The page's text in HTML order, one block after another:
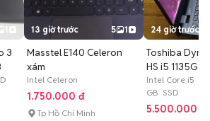
1
3
13 giờ trước 5 1
Masstel E140 Celeron
xám
Intel Celeron
1.750.000 đ
Tp Hồ Chí Minh
24 giờ trước
Toshiba
HS i5 1135G7
Intel Core i5 8
GB SSD
5.500.000 đ